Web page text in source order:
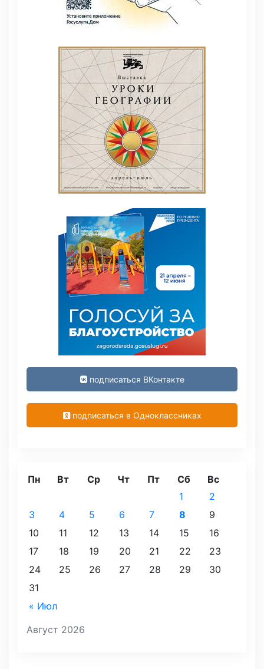
подписаться ВКонтакте
подписаться в Одноклассниках
Август 2026
Пн Вт Ср Чт Пт Сб Вс
« Июл
1
2
3
4 5 6 7 8
9
10
11 12 13 14 15
16
17
18 19 20 21 22
23
24
25 26 27 28 29
30
31